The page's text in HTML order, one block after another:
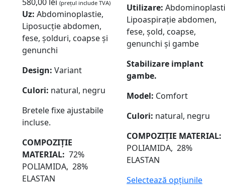
(prețul include TVA)
Uz: Abdominoplastie,
Liposucție abdomen,
fese, șolduri, coapse și
genunchi
Design: Variant
Culori: natural, negru
Bretele fixe ajustabile
incluse.
COMPOZIȚIE
MATERIAL: 72%
POLIAMIDA, 28%
ELASTAN
Utilizare:
Lipoaspirație abdomen,
fese, șold, coapse,
genunchi și gambe
Stabilizare implant
gambe.
Model: Comfort
Culori: natural, negru
COMPOZIȚIE MATERIAL:
POLIAMIDA, 28%
ELASTAN
Selectează opțiunile